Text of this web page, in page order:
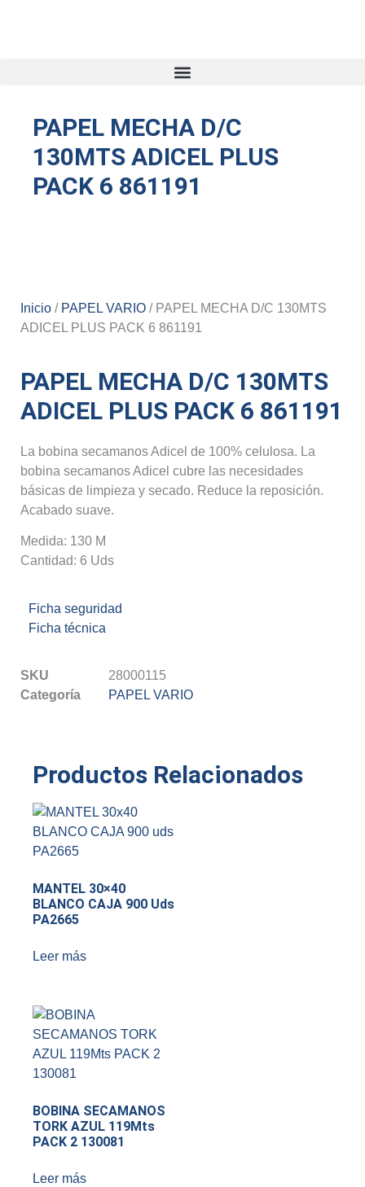
PAPEL MECHA D/C
130MTS ADICEL PLUS
PACK 6 861191
Inicio / PAPEL VARIO / PAPEL MECHA D/C 130MTS
ADICEL PLUS PACK 6 861191
PAPEL MECHA D/C 130MTS
ADICEL PLUS PACK 6 861191
La bobina secamanos Adicel de 100% celulosa. La
bobina secamanos Adicel cubre las necesidades
básicas de limpieza y secado. Reduce la reposición.
Acabado suave.
Medida: 130 M
Cantidad: 6 Uds
Ficha seguridad
Ficha técnica
SKU
28000115
Categoría
PAPEL VARIO
Productos Relacionados
MANTEL 30×40
BLANCO CAJA 900 Uds
PA2665
Leer más
BOBINA SECAMANOS
TORK AZUL 119Mts
PACK 2 130081
Leer más